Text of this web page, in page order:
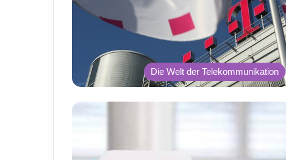
Die Welt der Telekommunikation